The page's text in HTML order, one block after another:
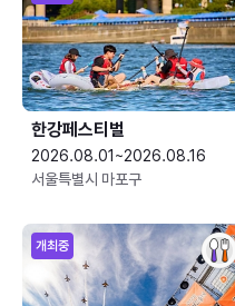
한강페스티벌
2026.08.01~2026.08.16
서울특별시 마포구
개최중